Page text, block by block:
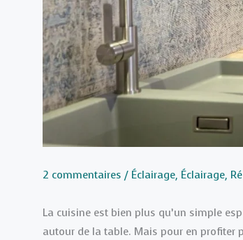
2 commentaires / Éclairage, Éclairage,
La cuisine est bien plus qu’un simple
autour de la table. Mais pour en profiter